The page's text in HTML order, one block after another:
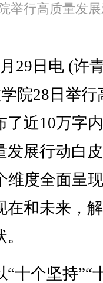
举行高质量发
日电 (许
院28日举行
了近10万字
发展行动白皮
维度全面呈
在和未来，
个坚持”“